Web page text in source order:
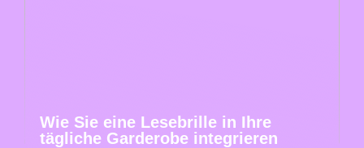
Wie Sie eine Lesebrille in Ihre
tägliche Garderobe integrieren